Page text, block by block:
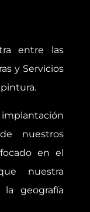
entre las
y Servicios
nuestros
en el
nuestra
geografía